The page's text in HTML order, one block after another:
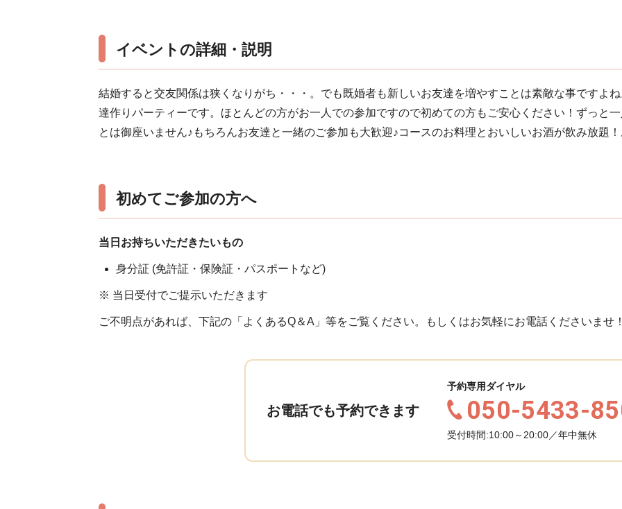
イベントの詳細・説明
結婚すると交友関係は狭くなりがち・・・。でも既婚者も新しいお友達を増やすことは素敵な事ですよ
達作りパーティーです。ほとんどの方がお一人での参加ですので初めての方もご安心ください！ずっと
とは御座いません♪もちろんお友達と一緒のご参加も大歓迎♪コースのお料理とおいしいお酒が飲み放題
初めてご参加の方へ
当日お持ちいただきたいもの
身分証 (免許証・保険証・パスポートなど)
※ 当日受付でご提示いただきます
ご不明点があれば、下記の「よくあるQ＆A」等をご覧ください。もしくはお気軽にお電話くださいませ
お電話でも予約できます
予約専用ダイヤル
050-5433-
受付時間:10:00～20:00／年中無休